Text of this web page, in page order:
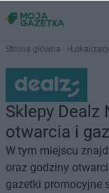
Strona główna >
Sklepy Dealz
otwarcia i
W tym miejscu
oraz godziny
gazetki promocyjne